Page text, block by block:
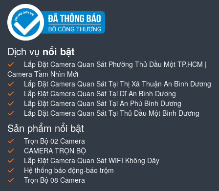
Dịch vụ nổi bật
Lắp Đặt Camera Quan Sát Phường Thủ Dầu Một TP.HCM |
Camera Tầm Nhìn Mới
Lắp Đặt Camera Quan Sát Tại Thị Xã Thuận An Bình Dương
Lắp Đặt Camera Quan Sát Tại Dĩ An Bình Dương
Lắp Đặt Camera Quan Sát Tại An Phú Bình Dương
Lắp Đặt Camera Quan Sát Tại Thủ Dầu Một Bình Dương
Sản phẩm nổi bật
Trọn Bộ 02 Camera
CAMERA TRỌN BỘ
Lắp Đặt Camera Quan Sát WIFI Không Dây
Hệ thống báo động-báo trộm
Trọn Bộ 08 Camera